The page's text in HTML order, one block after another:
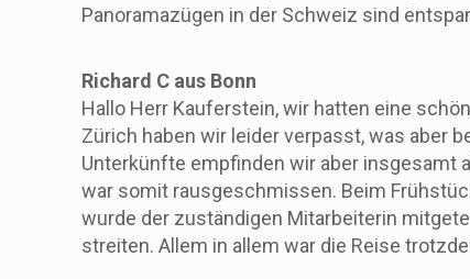
Panoramazügen in der Schweiz sind
Richard C aus Bonn
Hallo Herr Kauferstein, wir hatten eine
Zürich haben wir leider verpasst, was aber
Unterkünfte empfinden wir aber insgesamt
war somit rausgeschmissen. Beim
wurde der zuständigen Mitarbeiterin
streiten. Allem in allem war die Reise